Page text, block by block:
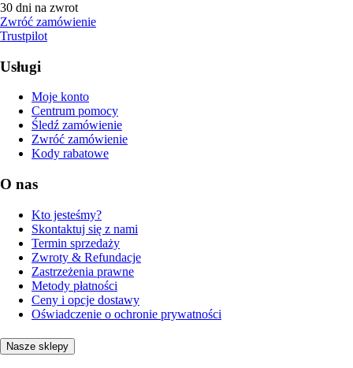
30 dni na zwrot
Zwróć zamówienie
Trustpilot
Usługi
Moje konto
Centrum pomocy
Śledź zamówienie
Zwróć zamówienie
Kody rabatowe
O nas
Kto jesteśmy?
Skontaktuj się z nami
Termin sprzedaży
Zwroty & Refundacje
Zastrzeżenia prawne
Metody płatności
Ceny i opcje dostawy
Oświadczenie o ochronie prywatności
Nasze sklepy